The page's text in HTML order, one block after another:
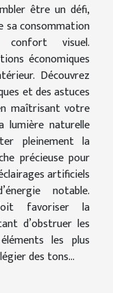
être un défi,
sa consommation
visuel.
économiques
Découvrez
et des astuces
maîtrisant votre
lumière naturelle
pleinement la
précieuse pour
artificiels
notable.
favoriser la
d’obstruer les
les plus
des tons...